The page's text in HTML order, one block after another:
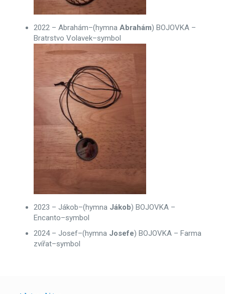
2022 – Abrahám–(hymnaAbrahám) BOJOVKA –
Bratrstvo Volavek–symbol
2023 – Jákob–(hymna Jákob) BOJOVKA –
Encanto–symbol
2024 – Josef–(hymna Josefe) BOJOVKA – Farma
zvířat–symbol